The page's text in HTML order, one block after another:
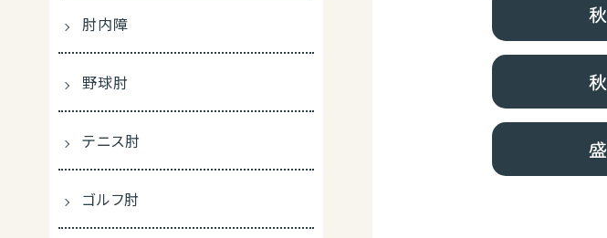
肘内障
野球肘
テニス肘
ゴルフ肘